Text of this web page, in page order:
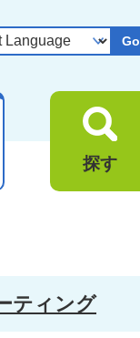
Go
探す
ティング